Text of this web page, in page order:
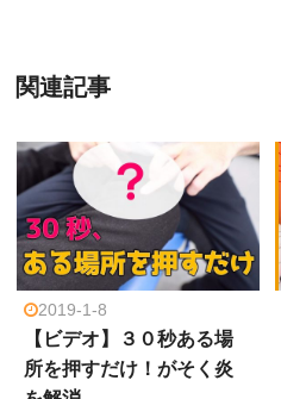
関連記事
2019-1-8
【ビデオ】３０秒ある場
所を押すだけ！がそく炎